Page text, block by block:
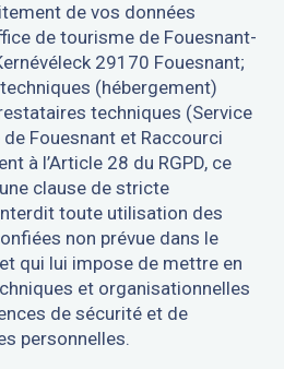
de vos données
de tourisme de Fouesnant-
29170 Fouesnant;
(hébergement)
techniques (Service
Fouesnant et Raccourci
à l’Article 28 du RGPD, ce
clause de stricte
toute utilisation des
non prévue dans le
qui lui impose de mettre en
et organisationnelles
de sécurité et de
personnelles.